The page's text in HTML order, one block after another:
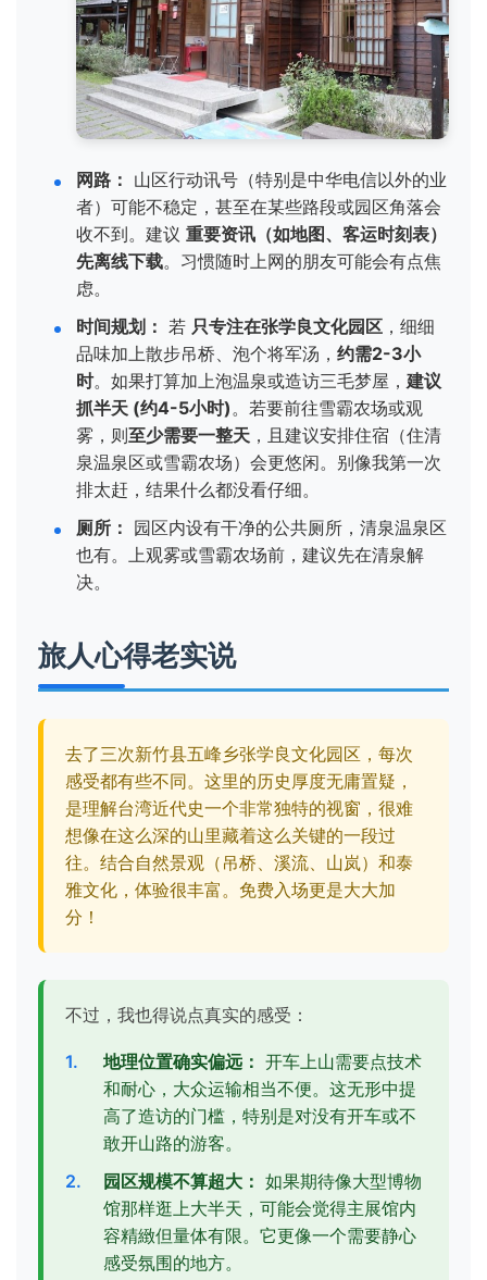
网路： 山区行动讯号（特别是中华电信以外的业
者）可能不稳定，甚至在某些路段或园区角落会
收不到。建议 重要资讯（如地图、客运时刻表）
先离线下载。习惯随时上网的朋友可能会有点焦
虑。
时间规划： 若 只专注在张学良文化园区 ，细细
品味加上散步吊桥、泡个将军汤， 约需2-3小
时。如果打算加上泡温泉或造访三毛梦屋， 建议
抓半天 (约4-5小时)。若要前往雪霸农场或观
雾，则至少需要一整天 ，且建议安排住宿（住清
泉温泉区或雪霸农场）会更悠闲。别像我第一次
排太赶，结果什么都没看仔细。
厕所： 园区内设有干净的公共厕所，清泉温泉区
也有。上观雾或雪霸农场前，建议先在清泉解
决。
旅人心得老实说
去了三次新竹县五峰乡张学良文化园区，每次
感受都有些不同。这里的历史厚度无庸置疑，
是理解台湾近代史一个非常独特的视窗，很难
想像在这么深的山里藏着这么关键的一段过
往。结合自然景观（吊桥、溪流、山岚）和泰
雅文化，体验很丰富。免费入场更是大大加
分！
不过，我也得说点真实的感受：
地理位置确实偏远： 开车上山需要点技术
和耐心，大众运输相当不便。这无形中提
高了造访的门槛，特别是对没有开车或不
敢开山路的游客。
园区规模不算超大： 如果期待像大型博物
馆那样逛上大半天，可能会觉得主展馆内
容精緻但量体有限。它更像一个需要静心
感受氛围的地方。